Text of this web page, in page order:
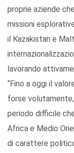
proprie aziende
missioni
il Kazakistan e
lavorando
“Fino a oggi il
forse
periodo difficile
Africa e Medio
di carattere